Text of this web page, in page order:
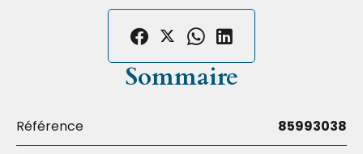
Sommaire
Référence 85993038